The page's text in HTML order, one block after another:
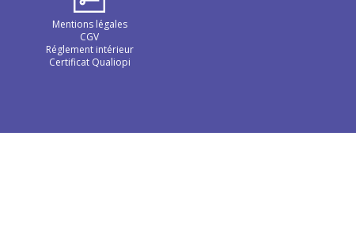
Mentions légales
CGV
Réglement intérieur
Certificat Qualiopi